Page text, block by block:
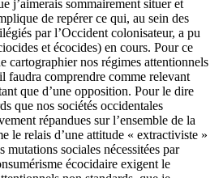
j’aimerais sommairement situer et
de repérer ce qui, au sein des
par l’Occident colonisateur, a pu
et écocides) en cours. Pour ce
cartographier nos régimes attentionnels
faudra comprendre comme relevant
que d’une opposition. Pour le dire
que nos sociétés occidentales
répandues sur l’ensemble de la
le relais d’une attitude « extractiviste »
mutations sociales nécessitées par
écocidaire exigent le